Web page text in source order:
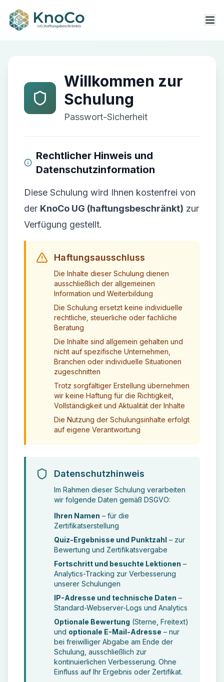
Willkommen zur
Schulung
Passwort-Sicherheit
Rechtlicher Hinweis und
Datenschutzinformation
Diese Schulung wird Ihnen kostenfrei von
der KnoCo UG (haftungsbeschränkt) zur
Verfügung gestellt.
Haftungsausschluss
Die Inhalte dieser Schulung dienen
ausschließlich der allgemeinen
Information und Weiterbildung
Die Schulung ersetzt keine individuelle
rechtliche, steuerliche oder fachliche
Beratung
Die Inhalte sind allgemein gehalten und
nicht auf spezifische Unternehmen,
Branchen oder individuelle Situationen
zugeschnitten
Trotz sorgfältiger Erstellung übernehmen
wir keine Haftung für die Richtigkeit,
Vollständigkeit und Aktualität der Inhalte
Die Nutzung der Schulungsinhalte erfolgt
auf eigene Verantwortung
Datenschutzhinweis
Im Rahmen dieser Schulung verarbeiten
wir folgende Daten gemäß DSGVO:
Ihren Namen – für die
Zertifikatserstellung
Quiz-Ergebnisse und Punktzahl – zur
Bewertung und Zertifikatsvergabe
Fortschritt und besuchte Lektionen –
Analytics-Tracking zur Verbesserung
unserer Schulungen
IP-Adresse und technische Daten –
Standard-Webserver-Logs und Analytics
Optionale Bewertung (Sterne, Freitext)
und optionale E-Mail-Adresse – nur
bei freiwilliger Abgabe am Ende der
Schulung, ausschließlich zur
kontinuierlichen Verbesserung. Ohne
Einfluss auf Ihr Ergebnis oder Zertifikat.